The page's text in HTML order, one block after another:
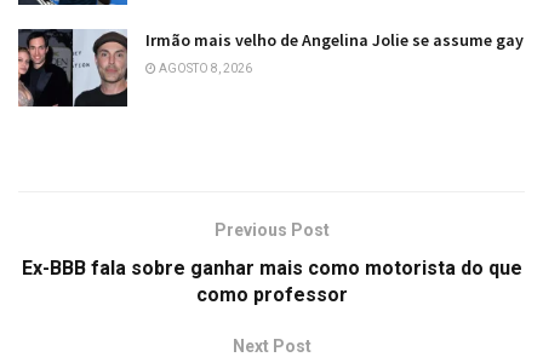
Irmão mais velho de Angelina Jolie se assume gay
AGOSTO 8, 2026
Previous Post
Ex-BBB fala sobre ganhar mais como motorista do que
como professor
Next Post